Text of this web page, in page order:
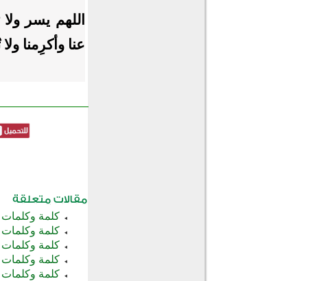
​اللهم يسر
عنا وأكرِمنا ولا
كلمة وكلمات
كلمة وكلمات
كلمة وكلمات
كلمة وكلمات
كلمة وكلمات